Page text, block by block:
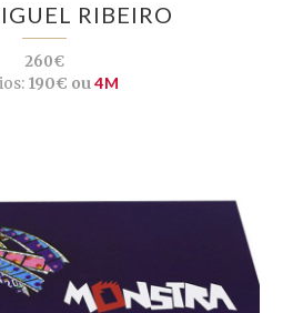
RIBEIRO
260€
190€ ou4M